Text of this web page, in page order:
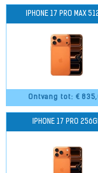
Ontvang tot: €
IPHONE 17 PRO MAX
IPHONE 17 PRO